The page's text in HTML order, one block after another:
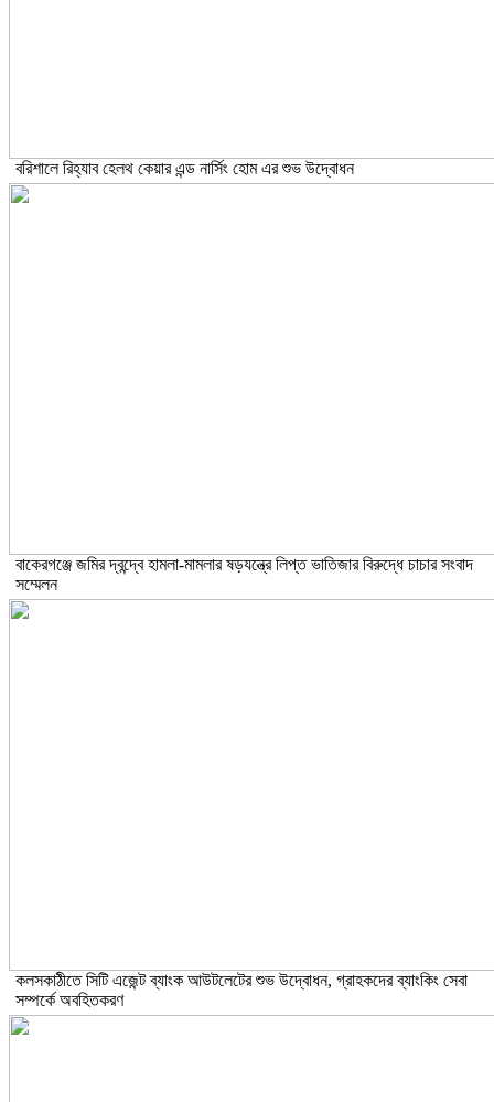
বরিশালে রিহ্যাব হেলথ কেয়ার এন্ড নার্সিং হোম এর শুভ উদ্বোধন
বাকেরগঞ্জে জমির দ্বন্দ্বে হামলা-মামলার ষড়যন্ত্রে লিপ্ত ভাতিজার বিরুদ্ধে চাচার সংবাদ
সম্মেলন
কলসকাঠীতে সিটি এজেন্ট ব্যাংক আউটলেটের শুভ উদ্বোধন, গ্রাহকদের ব্যাংকিং সেবা
সম্পর্কে অবহিতকরণ